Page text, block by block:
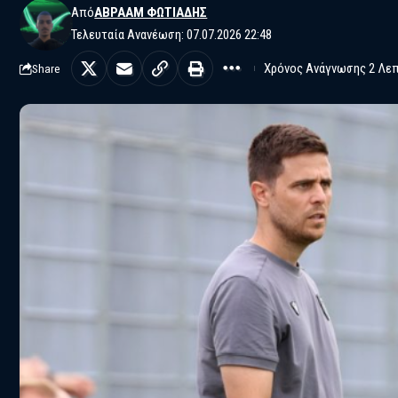
Τελευταία Ανανέωση: 07.07.2026 22:48
ΑπόΑΒΡΑΆΜ ΦΩΤΙΆΔΗΣ
Share Χρόνος Ανάγνωσης 2